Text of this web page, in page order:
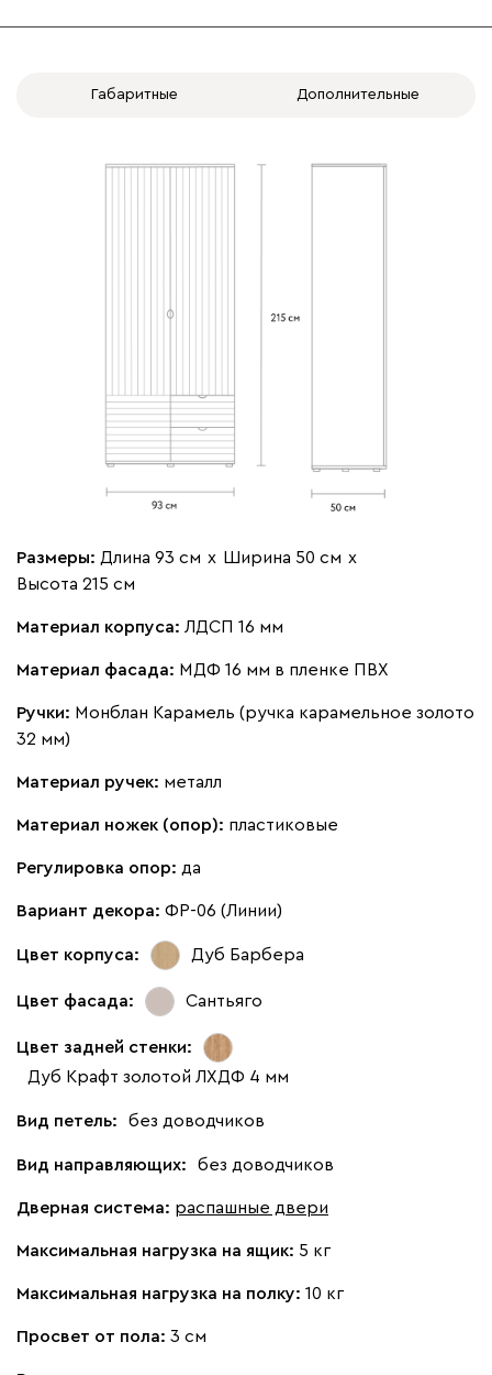
Габаритные Дополнительные
Размеры: Длина 93 см х Ширина 50 см х
Высота 215 см
Материал корпуса: ЛДСП 16 мм
Материал фасада: МДФ 16 мм в пленке ПВХ
Ручки: Монблан Карамель (ручка карамельное золото
32 мм)
Материал ручек: металл
Материал ножек (опор): пластиковые
Регулировка опор: да
Вариант декора: ФР-06 (Линии)
Цвет корпуса: Дуб Барбера
Цвет фасада: Сантьяго
Цвет задней стенки:
Дуб Крафт золотой ЛХДФ 4 мм
Вид петель: без доводчиков
Вид направляющих: без доводчиков
Дверная система: распашные двери
Максимальная нагрузка на ящик: 5 кг
Максимальная нагрузка на полку: 10 кг
Просвет от пола: 3 см